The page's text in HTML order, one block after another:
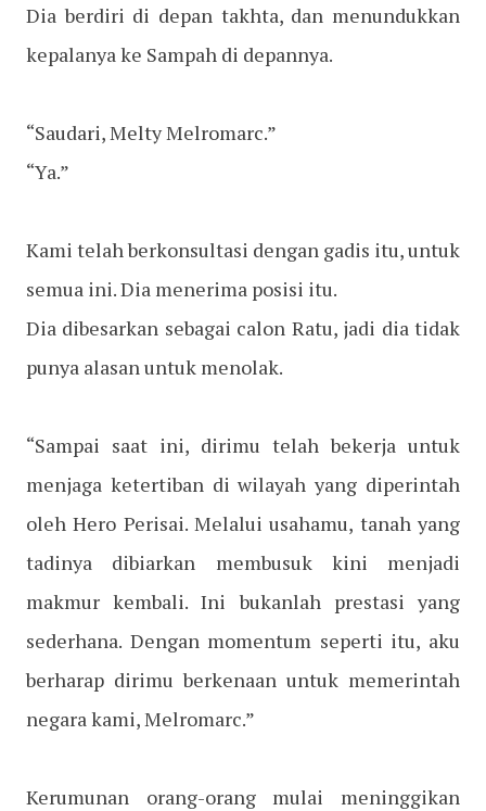
Dia berdiri di depan takhta, dan menundukkan
kepalanya ke Sampah di depannya.
“Saudari, Melty Melromarc.”
“Ya.”
Kami telah berkonsultasi dengan gadis itu, untuk
semua ini. Dia menerima posisi itu.
Dia dibesarkan sebagai calon Ratu, jadi dia tidak
punya alasan untuk menolak.
“Sampai saat ini, dirimu telah bekerja untuk
menjaga ketertiban di wilayah yang diperintah
oleh Hero Perisai. Melalui usahamu, tanah yang
tadinya dibiarkan membusuk kini menjadi
makmur kembali. Ini bukanlah prestasi yang
sederhana. Dengan momentum seperti itu, aku
berharap dirimu berkenaan untuk memerintah
negara kami, Melromarc.”
Kerumunan orang-orang mulai meninggikan